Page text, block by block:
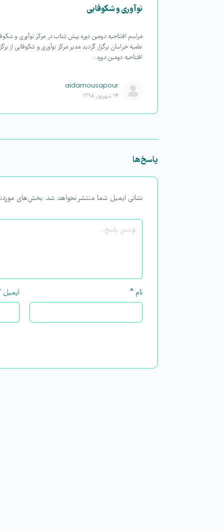
نوآوری و شکوفایی
مراسم افتتاحیه دومین دوره پیش شتاب در مرکز نوآوری و
علمیه خراسان برگزار گردید مدیر مرکز نوآوری و شکوفایی از
افتتاحیه دومین دوره…
aidamousapour
۱۴ شهریور ۱۳۹۸
پاسخ‌ها
نشانی ایمیل شما منتشر نخواهد شد. بخش‌های
نام * ایمیل